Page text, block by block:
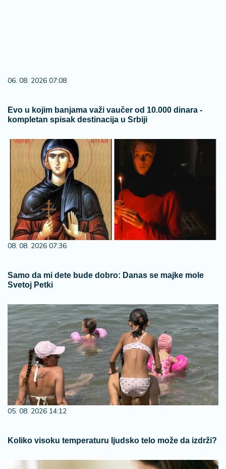
06. 08. 2026 07:08
Evo u kojim banjama važi vaučer od 10.000 dinara -
kompletan spisak destinacija u Srbiji
08. 08. 2026 07:36
Samo da mi dete bude dobro: Danas se majke mole
Svetoj Petki
05. 08. 2026 14:12
Koliko visoku temperaturu ljudsko telo može da izdrži?